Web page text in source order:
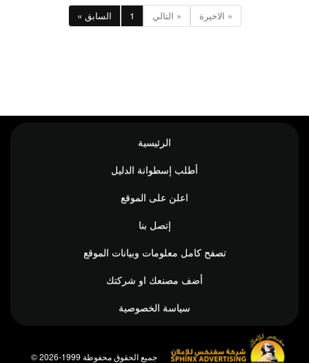
« السابق 1 التالي » الاخيرة »
الرئيسية
أطلب إسطوانة الدليل
اعلن على الموقع
إتصل بنا
تصفح كامل معلومات وبيانات الموقع
أضف مصنعك او شركتك
سياسة الخصوصية
© جميع الحقوق محفوظة 1999-2026